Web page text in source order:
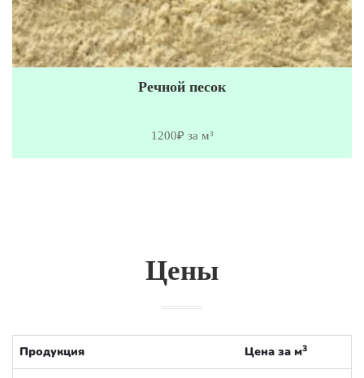
Речной песок
1200₽ за м³
Цены
Продукция Цена за м3